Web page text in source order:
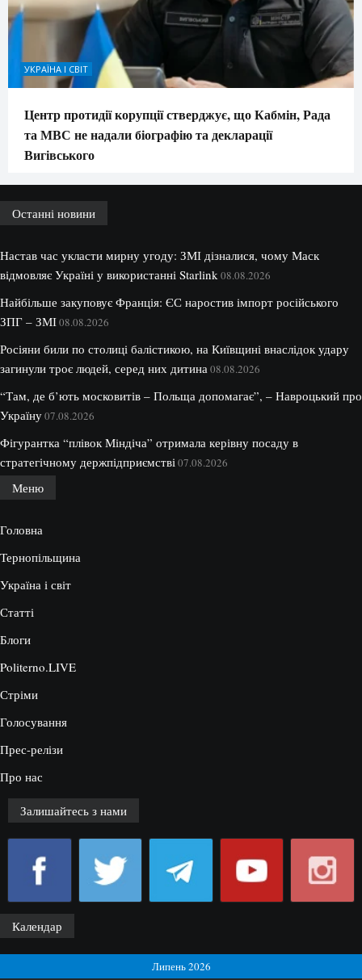
УКРАЇНА І СВІТ
Центр протидії корупції стверджує, що Кабмін, Рада
та МВС не надали біографію та декларації
Вигівського
Останні новини
Настав час укласти мирну угоду: ЗМІ дізналися, чому Маск
відмовляє Україні у використанні Starlink 08.08.2026
Найбільше закуповує Франція: ЄС наростив імпорт російського
ЗПГ – ЗМІ08.08.2026
Росіяни били по столиці балістикою, на Київщині внаслідок удару
загинули троє людей, серед них дитина 08.08.2026
“Там, де б’ють московитів – Польща допомагає”, – Навроцький про
Україну07.08.2026
Фігурантка “плівок Міндіча” отримала керівну посаду в
стратегічному держпідприємстві 07.08.2026
Меню
Головна
Тернопільщина
Україна і світ
Статті
Блоги
Politerno.LIVE
Стріми
Голосування
Прес-релізи
Про нас
Залишайтесь з нами
Календар
Липень 2026